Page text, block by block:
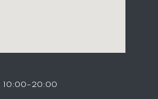
10:00–20:00